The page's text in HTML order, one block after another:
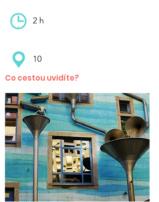
2 h
10
Co cestou uvidíte?